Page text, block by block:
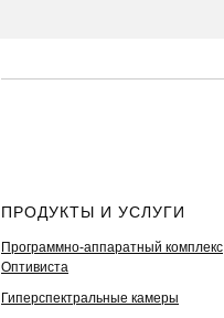
ПРОДУКТЫ И УСЛУГИ
Программно-аппаратный комплекс
Оптивиста
Гиперспектральные камеры